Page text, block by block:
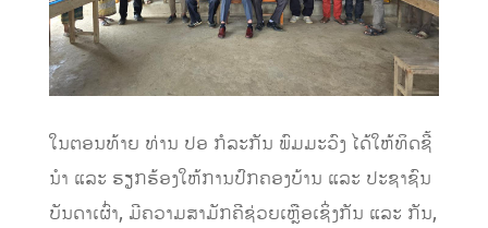
ໃນຕອນທ້າຍ ທ່ານ ປອ ກໍລະກັນ ພົມມະວົງ ໄດ້ໃຫ້ທິດຊີ້
ນໍາ ແລະ ຮຽກຮ້ອງໃຫ້ການປົກຄອງບ້ານ ແລະ ປະຊາຊົນ
ບັນດາເຜົ່າ, ມີຄວາມສາມັກຄີຊ່ວຍເຫຼືອເຊິ່ງກັນ ແລະ ກັນ,